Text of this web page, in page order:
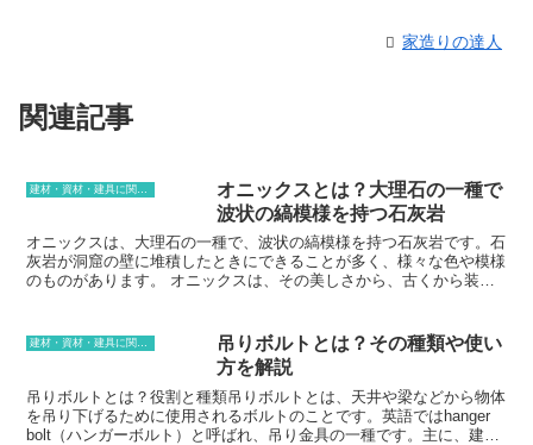
家造りの達人
関連記事
建材・資材・建具に関する用語
オニックスとは？大理石の一種で
波状の縞模様を持つ石灰岩
オニックスは、大理石の一種で、波状の縞模様を持つ石灰岩です。石
灰岩が洞窟の壁に堆積したときにできることが多く、様々な色や模様
のものがあります。 オニックスは、その美しさから、古くから装飾
の壁に堆積したときにできるものです。 オニックスの縞模様は、そ
の色の組み合わせや模様によって、様々な種類に分類されます。最も
有名なオニックスは、アラバスターオニックスです。アラバスターオ
ニックスは、白色と黒色の縞模様を持つオニックスです。オニックス
は、その美しさから、古くから装飾品や建築材料として使用されてき
ました。オニックスは、その美しさから、古くから装飾品や建築材料
建材・資材・建具に関する用語
吊りボルトとは？その種類や使い
方を解説
吊りボルトとは？役割と種類吊りボルトとは、天井や梁などから物体
を吊り下げるために使用されるボルトのことです。英語ではhanger
bolt（ハンガーボルト）と呼ばれ、吊り金具の一種です。主に、建設